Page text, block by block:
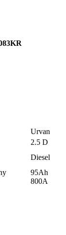
Urvan
2.5 D
Diesel
95Ah
800A